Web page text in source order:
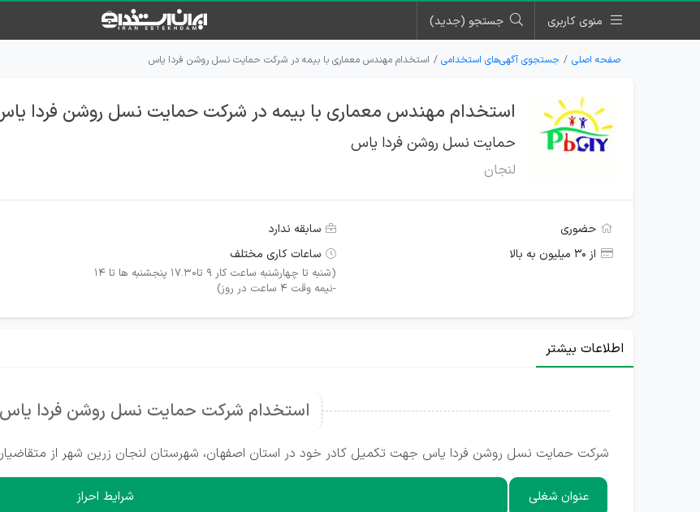
منوی کاربری جستجو (جدید)
صفحه اصلی جستجوی آگهی‌های استخدامی استخدام مهندس معماری با بیمه در شرکت حمایت نسل روشن فردا یاس
استخدام مهندس معماری با بیمه در شرکت حمایت نسل روشن فردا
حمایت نسل روشن فردا یاس
لنجان
حضوری
سابقه ندارد
از ۳۰ میلیون به بالا
ساعات کاری مختلف
(شنبه تا چهارشنبه ساعت کار ۹ تا۱۷.۳۰ پنجشنبه ها تا ۱۴
-نیمه وقت 4 ساعت در روز)
اطلاعات بیشتر
استخدام شرکت حمایت نسل روشن فردا یاس
شرکت حمایت نسل روشن فردا یاس جهت تکمیل کادر خود در استان اصفهان، شهرستان لنجان زرین شهر از
عنوان شغلی شرایط احراز